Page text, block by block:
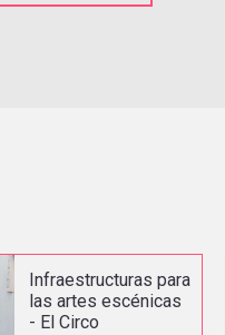
Infraestructuras para
las artes escénicas
- El Circo